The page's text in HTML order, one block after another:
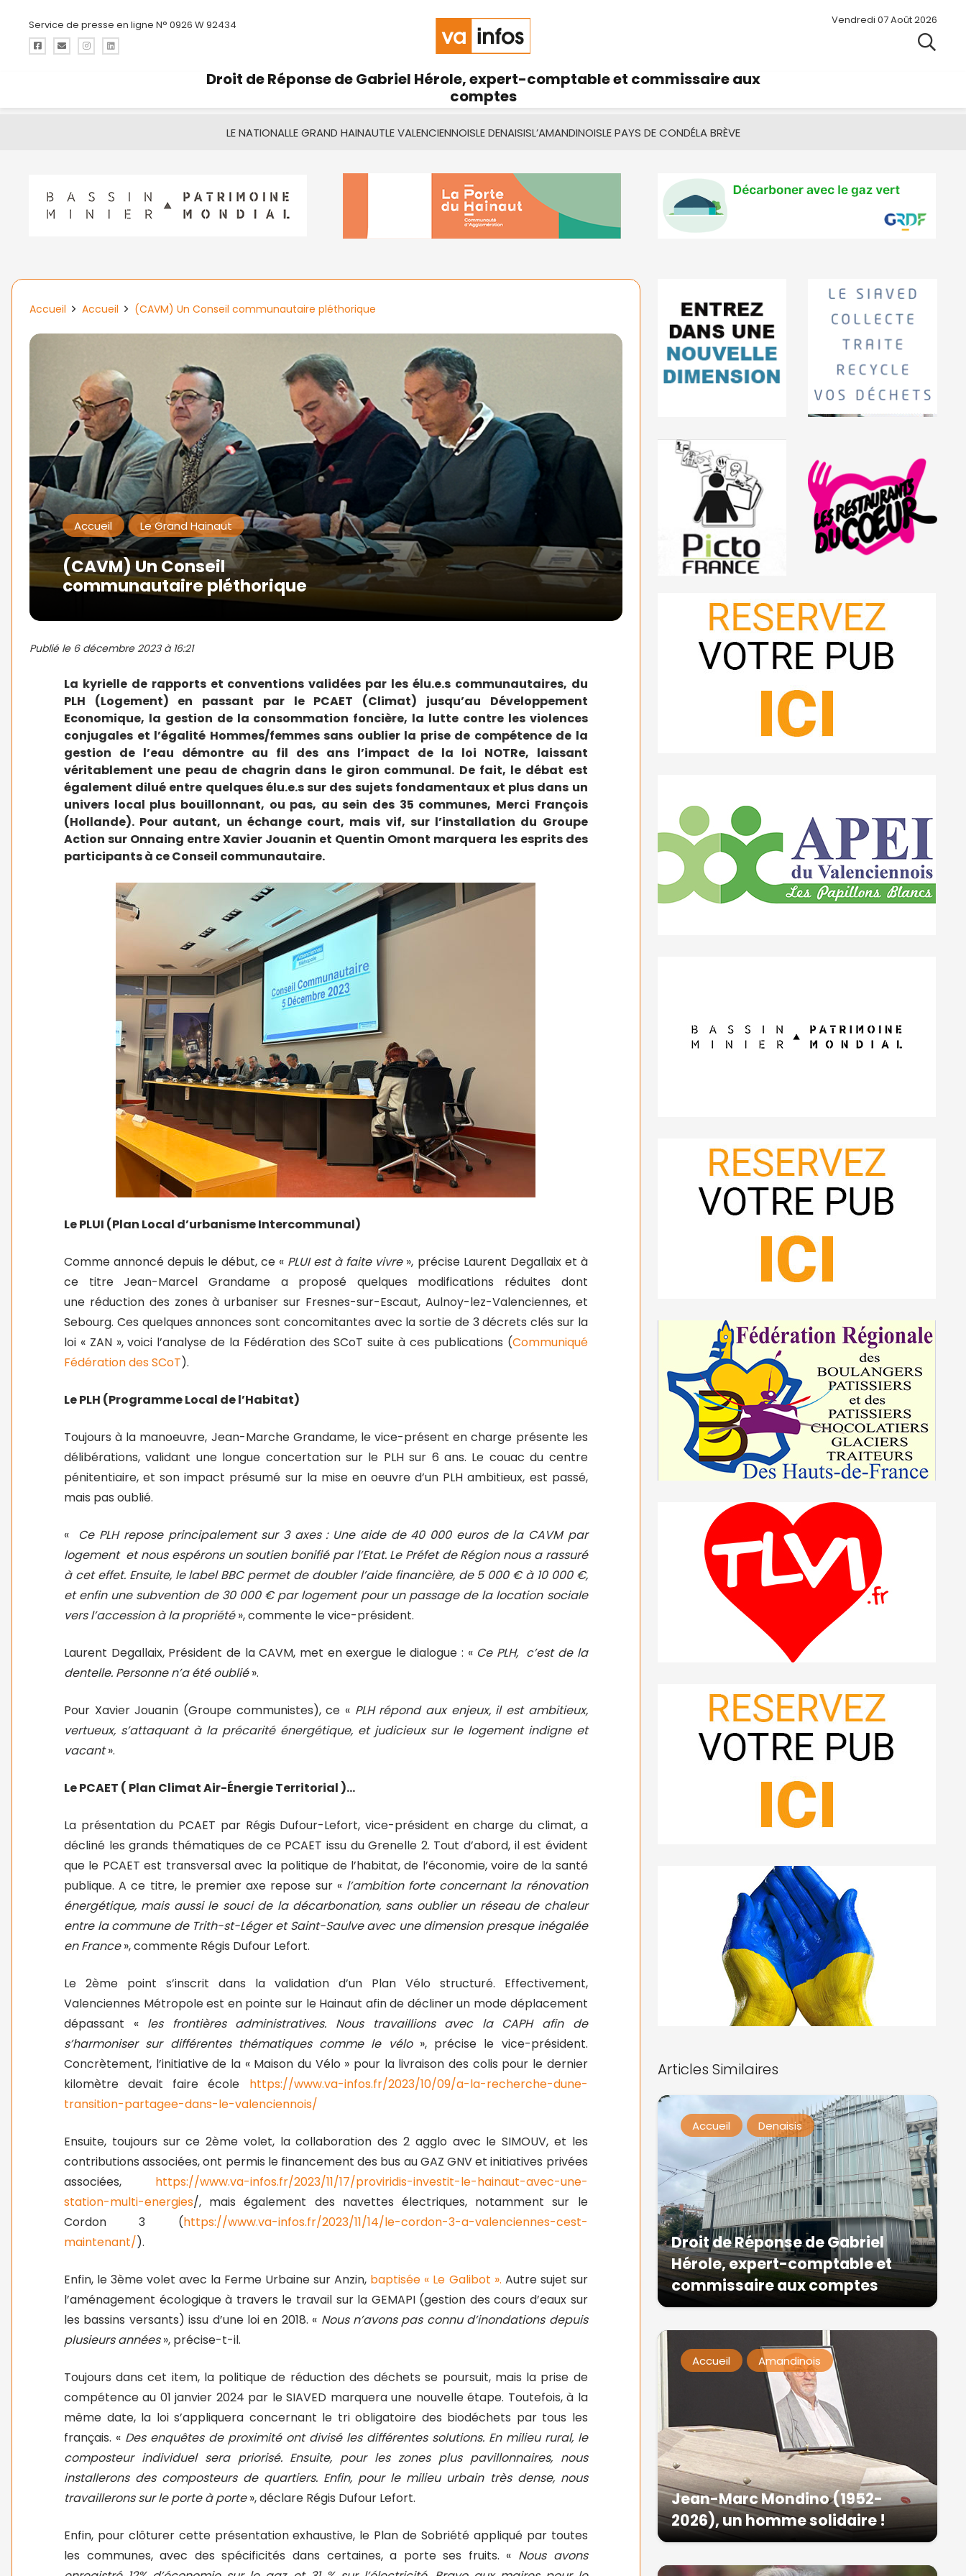
Service de presse en ligne N° 0926 W 92434 Vendredi 07 Août 2026
Droit de Réponse de Gabriel Hérole, expert-comptable et commissaire aux
comptes
LE NATIONALLE GRAND HAINAUTLE VALENCIENNOISLE DENAISISL’AMANDINOISLE PAYS DE CONDÉLA BRÈVE
Accueil Accueil (CAVM) Un Conseil communautaire pléthorique
Accueil Le Grand Hainaut
(CAVM) Un Conseil
communautaire pléthorique
Publié le 6 décembre 2023 à 16:21
La kyrielle de rapports et conventions validées par les élu.e.s communautaires, du
PLH (Logement) en passant par le PCAET (Climat) jusqu’au Développement
Economique, la gestion de la consommation foncière, la lutte contre les violences
conjugales et l’égalité Hommes/femmes sans oublier la prise de compétence de la
gestion de l’eau démontre au fil des ans l’impact de la loi NOTRe, laissant
véritablement une peau de chagrin dans le giron communal. De fait, le débat est
également dilué entre quelques élu.e.s sur des sujets fondamentaux et plus dans un
univers local plus bouillonnant, ou pas, au sein des 35 communes, Merci François
(Hollande). Pour autant, un échange court, mais vif, sur l’installation du Groupe
Action sur Onnaing entre Xavier Jouanin et Quentin Omont marquera les esprits des
participants à ce Conseil communautaire.
Le PLUI (Plan Local d’urbanisme Intercommunal)
Comme annoncé depuis le début, ce « PLUI est à faite vivre», précise Laurent Degallaix et à
ce titre Jean-Marcel Grandame a proposé quelques modifications réduites dont
une réduction des zones à urbaniser sur Fresnes-sur-Escaut, Aulnoy-lez-Valenciennes, et
Sebourg. Ces quelques annonces sont concomitantes avec la sortie de 3 décrets clés sur la
loi « ZAN », voici l’analyse de la Fédération des SCoT suite à ces publications (Communiqué
Fédération des SCoT).
Le PLH (Programme Local de l’Habitat)
Toujours à la manoeuvre, Jean-Marche Grandame, le vice-présent en charge présente les
délibérations, validant une longue concertation sur le PLH sur 6 ans. Le couac du centre
pénitentiaire, et son impact présumé sur la mise en oeuvre d’un PLH ambitieux, est passé,
mais pas oublié.
« Ce PLH repose principalement sur 3 axes : Une aide de 40 000 euros de la CAVM par
logement et nous espérons un soutien bonifié par l’Etat. Le Préfet de Région nous a rassuré
à cet effet. Ensuite, le label BBC permet de doubler l’aide financière, de 5 000 € à 10 000 €,
et enfin une subvention de 30 000 € par logement pour un passage de la location sociale
vers l’accession à la propriété», commente le vice-président.
Laurent Degallaix, Président de la CAVM, met en exergue le dialogue : « Ce PLH, c’est de la
dentelle. Personne n’a été oublié».
Pour Xavier Jouanin (Groupe communistes), ce « PLH répond aux enjeux, il est ambitieux,
vertueux, s’attaquant à la précarité énergétique, et judicieux sur le logement indigne et
vacant».
Le PCAET ( Plan Climat Air-Énergie Territorial )…
La présentation du PCAET par Régis Dufour-Lefort, vice-président en charge du climat, a
décliné les grands thématiques de ce PCAET issu du Grenelle 2. Tout d’abord, il est évident
que le PCAET est transversal avec la politique de l’habitat, de l’économie, voire de la santé
publique. A ce titre, le premier axe repose sur «l’ambition forte concernant la rénovation
énergétique, mais aussi le souci de la décarbonation, sans oublier un réseau de chaleur
entre la commune de Trith-st-Léger et Saint-Saulve avec une dimension presque inégalée
en France», commente Régis Dufour Lefort.
Le 2ème point s’inscrit dans la validation d’un Plan Vélo structuré. Effectivement,
Valenciennes Métropole est en pointe sur le Hainaut afin de décliner un mode déplacement
dépassant « les frontières administratives. Nous travaillions avec la CAPH afin de
s’harmoniser sur différentes thématiques comme le vélo », précise le vice-président.
Concrètement, l’initiative de la « Maison du Vélo » pour la livraison des colis pour le dernier
kilomètre devait faire école https://www.va-infos.fr/2023/10/09/a-la-recherche-dune-
transition-partagee-dans-le-valenciennois/
Ensuite, toujours sur ce 2ème volet, la collaboration des 2 agglo avec le SIMOUV, et les
contributions associées, ont permis le financement des bus au GAZ GNV et initiatives privées
associées, https://www.va-infos.fr/2023/11/17/proviridis-investit-le-hainaut-avec-une-
station-multi-energies/, mais également des navettes électriques, notamment sur le
Cordon 3 (https://www.va-infos.fr/2023/11/14/le-cordon-3-a-valenciennes-cest-
maintenant/).
Enfin, le 3ème volet avec la Ferme Urbaine sur Anzin, baptisée « Le Galibot ». Autre sujet sur
l’aménagement écologique à travers le travail sur la GEMAPI (gestion des cours d’eaux sur
les bassins versants) issu d’une loi en 2018. « Nous n’avons pas connu d’inondations depuis
plusieurs années», précise-t-il.
Toujours dans cet item, la politique de réduction des déchets se poursuit, mais la prise de
compétence au 01 janvier 2024 par le SIAVED marquera une nouvelle étape. Toutefois, à la
même date, la loi s’appliquera concernant le tri obligatoire des biodéchets par tous les
français. « Des enquêtes de proximité ont divisé les différentes solutions. En milieu rural, le
composteur individuel sera priorisé. Ensuite, pour les zones plus pavillonnaires, nous
installerons des composteurs de quartiers. Enfin, pour le milieu urbain très dense, nous
travaillerons sur le porte à porte», déclare Régis Dufour Lefort.
Enfin, pour clôturer cette présentation exhaustive, le Plan de Sobriété appliqué par toutes
les communes, avec des spécificités dans certaines, a porte ses fruits. « Nous avons
Articles Similaires
Accueil Denaisis
Droit de Réponse de Gabriel
Hérole, expert-comptable et
commissaire aux comptes
Accueil Amandinois
Jean-Marc Mondino (1952-
2026), un homme solidaire !